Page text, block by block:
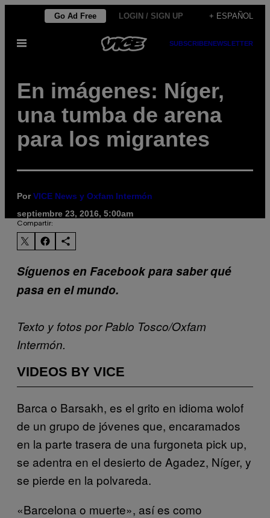
contenido
Go Ad Free LOGIN / SIGN UP + ESPAÑOL
Abrir
SUBSCRIBENEWSLETTER
En imágenes: Níger,
una tumba de arena
para los migrantes
PorVICE News y Oxfam Intermón
septiembre 23, 2016, 5:00am
Compartir:
Síguenos en Facebook para saber qué
pasa en el mundo.
Texto y fotos por Pablo Tosco/Oxfam
Intermón.
VIDEOS BY VICE
Barca o Barsakh, es el grito en idioma wolof
de un grupo de jóvenes que, encaramados
en la parte trasera de una furgoneta pick up,
se adentra en el desierto de Agadez, Níger, y
se pierde en la polvareda.
«Barcelona o muerte», así es como